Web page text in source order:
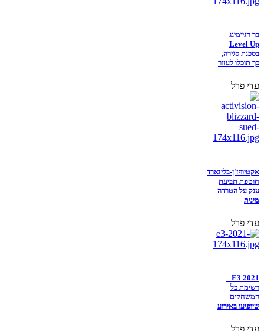
בר הגיימינג
Level Up
בסכנת סגירה,
כך תוכלו לעזור
עדי פרל
אקטיוויז'ן-בליזארד
חוטפת תביעת
ענק על הטרדה
מינית
עדי פרל
E3 2021 –
רשימת כל
המשחקים
שיופיעו באירוע
עדי פרל